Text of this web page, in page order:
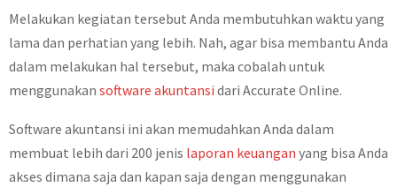
Melakukan kegiatan tersebut Anda membutuhkan waktu yang
lama dan perhatian yang lebih. Nah, agar bisa membantu Anda
dalam melakukan hal tersebut, maka cobalah untuk
menggunakan software akuntansi dari Accurate Online.
Software akuntansi ini akan memudahkan Anda dalam
membuat lebih dari 200 jenis laporan keuangan yang bisa Anda
akses dimana saja dan kapan saja dengan menggunakan